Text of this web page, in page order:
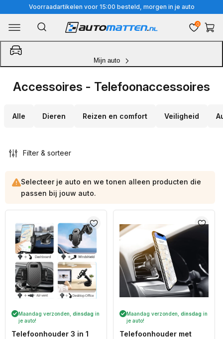
naar
content
Voorraadartikelen voor 15:00 besteld, morgen in je auto
Mijn auto
0
Accessoires - Telefoonaccessoires
Alle Dieren Reizen en comfort Veiligheid
Filter & sorteer
Selecteer je auto en we tonen alleen producten die
passen bij jouw auto.
Maandag verzonden, dinsdag in
je auto!
Telefoonhouder 3 in 1
Maandag verzonden, dinsdag in
je auto!
Telefoonhouder met